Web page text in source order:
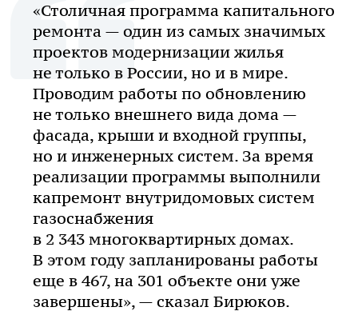
«Столичная программа капитального
ремонта — один из самых значимых
проектов модернизации жилья
не только в России, но и в мире.
Проводим работы по обновлению
не только внешнего вида дома —
фасада, крыши и входной группы,
но и инженерных систем. За время
реализации программы выполнили
капремонт внутридомовых систем
газоснабжения
в 2 343 многоквартирных домах.
В этом году запланированы работы
еще в 467, на 301 объекте они уже
завершены», — сказал Бирюков.